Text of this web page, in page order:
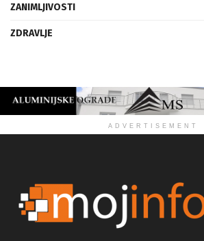
ZANIMLJIVOSTI
ZDRAVLJE
ADVERTISEMENT